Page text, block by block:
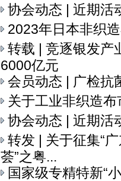
协会动态 | 近期活
2023年日本非织
转载 | 竞逐银发产
6000亿元
会员动态 | 广检抗
关于工业非织造
协会动态 | 近期活
转发 | 关于征集“
荟”之粤...
国家级专精特新“